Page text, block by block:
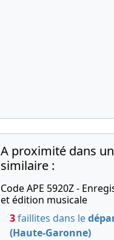
A proximité dans
similaire :
Code APE 5920Z -
et édition musicale
3faillites dans le
(Haute-Garonne)